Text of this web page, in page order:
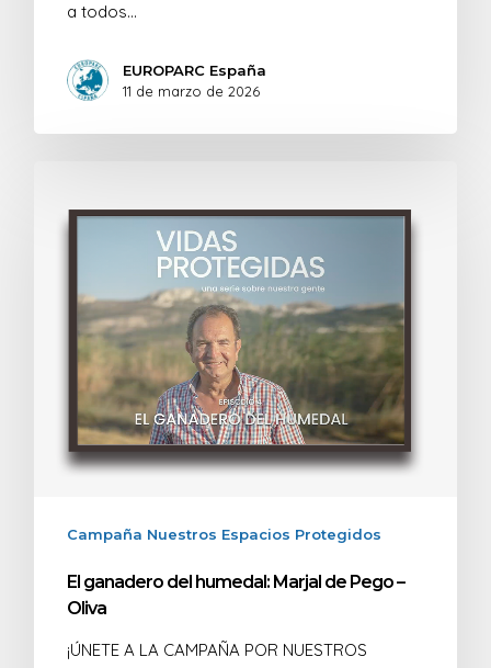
a todos…
EUROPARC España
11 de marzo de 2026
Campaña Nuestros Espacios Protegidos
El ganadero del humedal: Marjal de Pego –
Oliva
¡ÚNETE A LA CAMPAÑA POR NUESTROS